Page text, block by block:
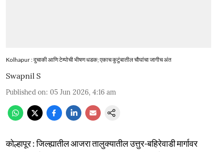
Kolhapur : दुचाकी आणि टेम्पोची भीषण धडक; एकाच कुटुंबातील चौघांचा जागीच अंत
Swapnil S
Published on: 05 Jun 2026, 4:16 am
कोल्हापूर : जिल्ह्यातील आजरा तालुक्यातील उत्तुर-बहिरेवाडी मार्गावर